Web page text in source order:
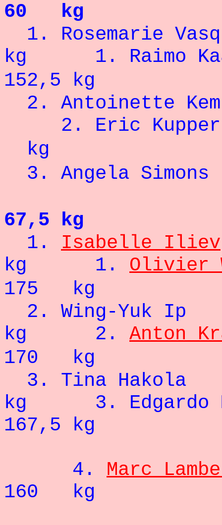
60 kg
1. Rosemarie
kg 1.
152,5 kg
2.
2. Eric
kg
3. Angela
67,5 kg
1. Isabelle Iliev
kg 1. Olivier
175 kg
2. Wing-Yuk Ip
kg 2. Anton
170 kg
3. Tina
kg 3.
167,5 kg
4. Marc
160 kg